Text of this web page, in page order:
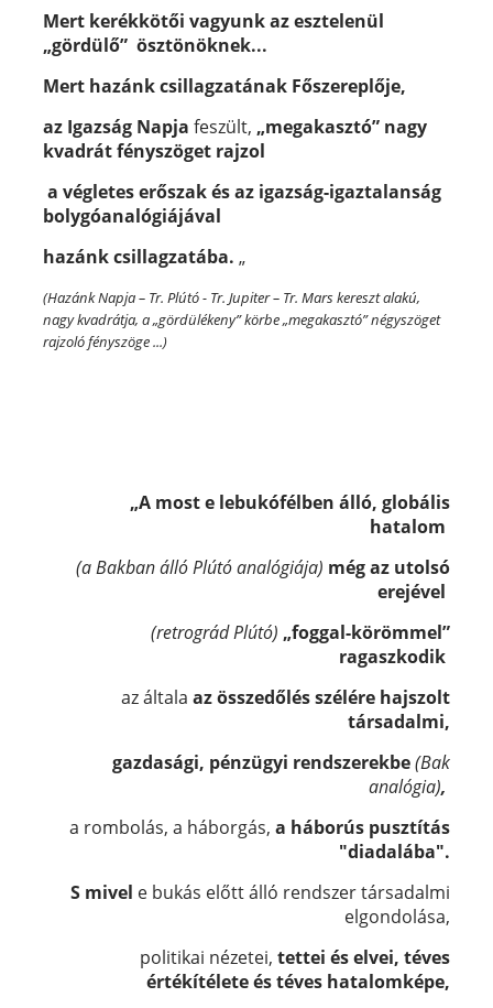
Mert kerékkötői vagyunk az esztelenül
„gördülő” ösztönöknek...
Mert hazánk csillagzatának Főszereplője,
az Igazság Napja feszült, „megakasztó” nagy
kvadrát fényszöget rajzol
a végletes erőszak és az igazság-igaztalanság
bolygóanalógiájával
hazánk csillagzatába. „
(Hazánk Napja – Tr. Plútó - Tr. Jupiter – Tr. Mars kereszt alakú,
nagy kvadrátja, a „gördülékeny” körbe „megakasztó” négyszöget
rajzoló fényszöge ...)
„A most e lebukófélben álló, globális
hatalom
(a Bakban álló Plútó analógiája) még az utolsó
erejével
(retrográd Plútó) „foggal-körömmel”
ragaszkodik
az általa az összedőlés szélére hajszolt
társadalmi,
gazdasági, pénzügyi rendszerekbe(Bak
analógia),
a rombolás, a háborgás,a háborús pusztítás
"diadalába".
S mivel e bukás előtt álló rendszer társadalmi
elgondolása,
politikai nézetei,tettei és elvei, téves
értékítélete és téves hatalomképe,